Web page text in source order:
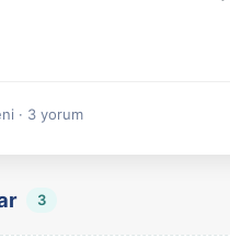
· 3 yorum
3